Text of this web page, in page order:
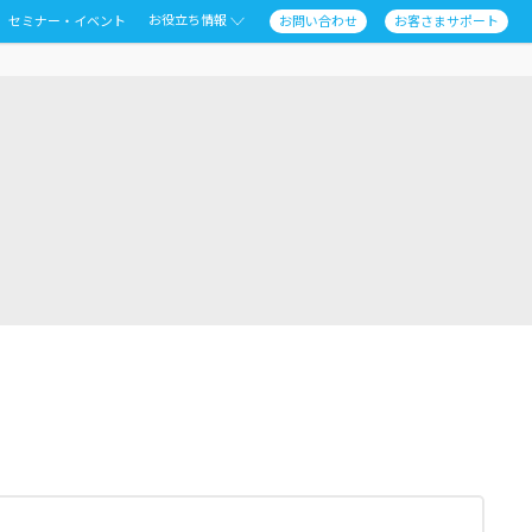
セミナー・イベント お役立ち情報 お問い合わせ お客さまサポート